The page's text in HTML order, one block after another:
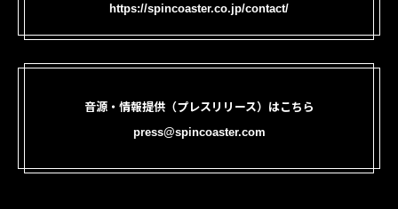
https://spincoaster.co.jp/contact/
音源・情報提供（プレスリリース）はこちら
press@spincoaster.com